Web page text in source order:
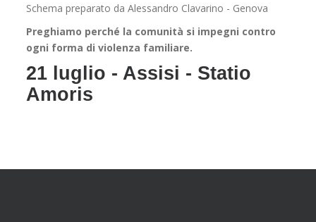
Schema preparato da Alessandro Clavarino - Genova
Preghiamo perché la comunità si impegni contro
ogni forma di violenza familiare.
21 luglio - Assisi - Statio
Amoris